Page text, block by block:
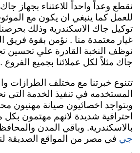
نقطع وعداً واحداً للاعتناء بجهاز
للعمل كما ينبغي ان يكون مع
توكيل جاك الاسكندرية وذلك
غيار معتمدة منا . نؤمن بقوة فريق
نوظف النخبة القادرة علي تحسين
جاك مثلاً لكل عملائنا بجميع الفروع .
تتنوع خبرتنا مع مختلف الطرازات
المستخدمه في تنفيذ الخدمة التى
وبتواجد اخصائيون صيانة مهنيون
احترافية شديدة لانهم مهتمون
بالاسكندرية. وباقي المدن
جي في مصر من المواقع الصديقة